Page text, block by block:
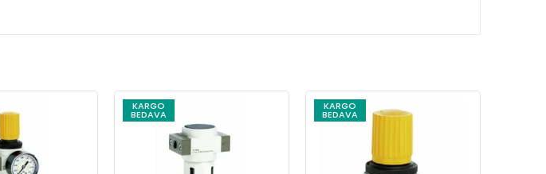
KARGO
BEDAVA
KARGO
BEDAVA